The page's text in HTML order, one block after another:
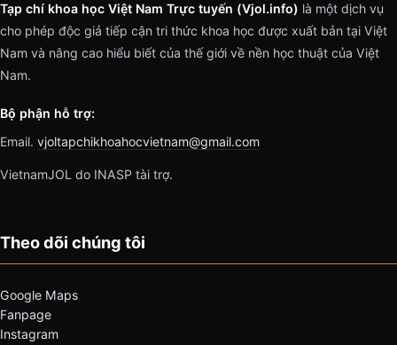
Tạp chí khoa học Việt Nam Trực tuyến (Vjol.info) là một dịch vụ
cho phép độc giả tiếp cận tri thức khoa học được xuất bản tại Việt
Nam và nâng cao hiểu biết của thế giới về nền học thuật của Việt
Nam.
Bộ phận hỗ trợ:
Email. vjoltapchikhoahocvietnam@gmail.com
VietnamJOL do INASP tài trợ.
Theo dõi chúng tôi
Google Maps
Fanpage
Instagram